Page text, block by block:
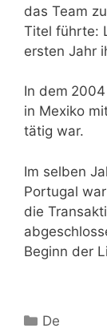
das Team
Titel führte:
ersten Jahr
In dem 2004
in Mexiko
tätig war.
Im selben
Portugal
die
Beginn der
Categories
De